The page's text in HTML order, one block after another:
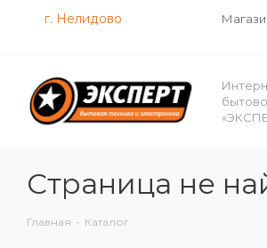
г. Нелидово
Страница не
Главная - Каталог